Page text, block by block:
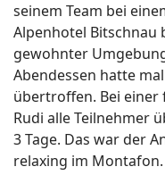
seinem Team bei
Alpenhotel Bitschnau
gewohnter
Abendessen hatte
übertroffen. Bei
Rudi alle Teilnehmer
3 Tage. Das war der
relaxing im Montafon.